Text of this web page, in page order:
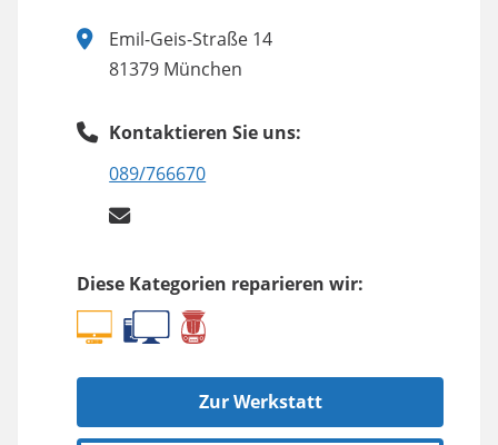
Emil-Geis-Straße 14
81379 München
Kontaktieren Sie uns:
089/766670
Diese Kategorien reparieren wir:
Zur Werkstatt